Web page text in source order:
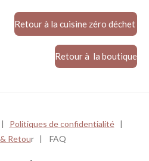
a
g
a
g
a
g
a
g
Retour à la cuisine zéro déchet
Retour à la boutique
| Politiques de confidentialité|
Retour | FAQ